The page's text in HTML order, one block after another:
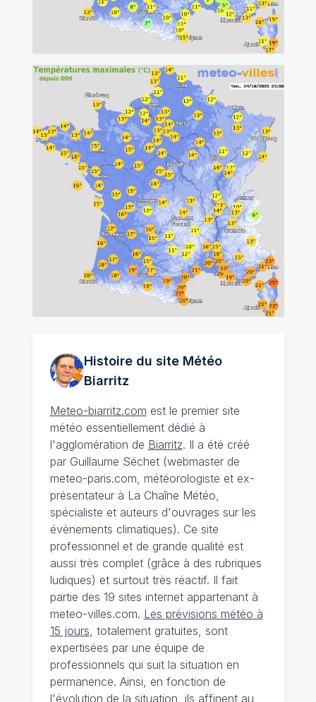
Histoire du site Météo
Biarritz
Meteo-biarritz.com est le premier site
météo essentiellement dédié à
l'agglomération de Biarritz. Il a été créé
par Guillaume Séchet (webmaster de
meteo-paris.com, météorologiste et ex-
présentateur à La Chaîne Météo,
spécialiste et auteurs d'ouvrages sur les
évènements climatiques). Ce site
professionnel et de grande qualité est
aussi très complet (grâce à des rubriques
ludiques) et surtout très réactif. Il fait
partie des 19 sites internet appartenant à
meteo-villes.com. Les prévisions météo à
15 jours , totalement gratuites, sont
expertisées par une équipe de
professionnels qui suit la situation en
permanence. Ainsi, en fonction de
l'évolution de la situation, ils affinent au